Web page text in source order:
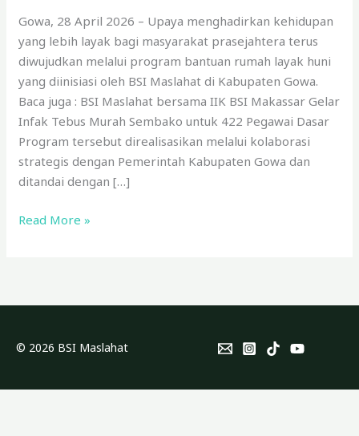
Gowa, 28 April 2026 – Upaya menghadirkan kehidupan
yang lebih layak bagi masyarakat prasejahtera terus
diwujudkan melalui program bantuan rumah layak huni
yang diinisiasi oleh BSI Maslahat di Kabupaten Gowa.
Baca juga : BSI Maslahat bersama IIK BSI Makassar Gelar
Infak Tebus Murah Sembako untuk 422 Pegawai Dasar
Program tersebut direalisasikan melalui kolaborasi
strategis dengan Pemerintah Kabupaten Gowa dan
ditandai dengan […]
Read More »
© 2026 BSI Maslahat